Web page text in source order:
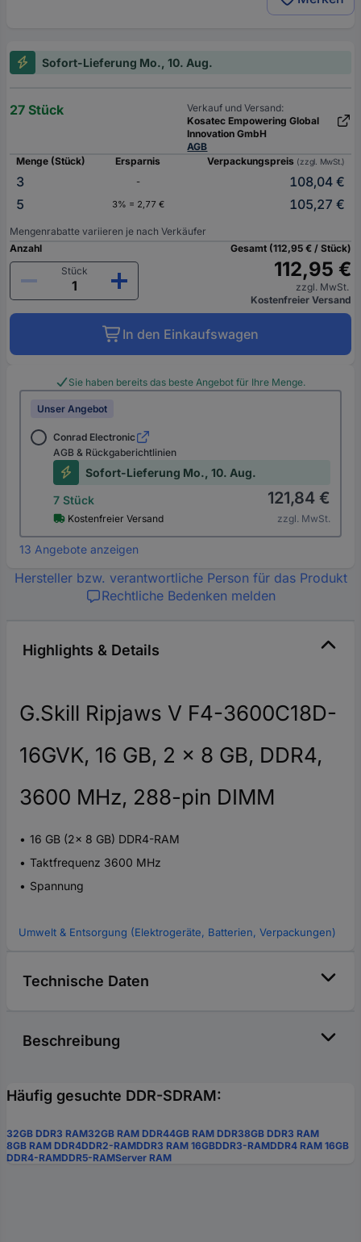
Sofort-Lieferung Mo., 10. Aug.
27 Stück
Verkauf und Versand:
Kosatec Empowering Global
Innovation GmbH
AGB
Menge (Stück)
Ersparnis Verpackungspreis (zzgl. MwSt.)
3 -
108,04 €
5
3% = 2,77 € 105,27 €
Mengenrabatte variieren je nach Verkäufer
Anzahl
Stück
Gesamt (112,95 € / Stück)
112,95 €
zzgl. MwSt.
Kostenfreier Versand
In den Einkaufswagen
Sie haben bereits das beste Angebot für Ihre Menge.
Unser Angebot
Conrad Electronic
AGB & Rückgaberichtlinien
Sofort-Lieferung Mo., 10. Aug.
7 Stück
Kostenfreier Versand
121,84 €
zzgl. MwSt.
13 Angebote anzeigen
Hersteller bzw. verantwortliche Person für das Produkt
Rechtliche Bedenken melden
Highlights & Details
G.Skill Ripjaws V F4-3600C18D-
16GVK, 16 GB, 2 x 8 GB, DDR4,
3600 MHz, 288-pin DIMM
16 GB (2x 8 GB) DDR4-RAM
Taktfrequenz 3600 MHz
Spannung
Umwelt & Entsorgung (Elektrogeräte, Batterien, Verpackungen)
Technische Daten
Beschreibung
Häufig gesuchte DDR-SDRAM:
32GB DDR3 RAM32GB RAM DDR44GB RAM DDR38GB DDR3 RAM
8GB RAM DDR4DDR2-RAMDDR3 RAM 16GBDDR3-RAMDDR4 RAM 16GB
DDR4-RAMDDR5-RAMServer RAM